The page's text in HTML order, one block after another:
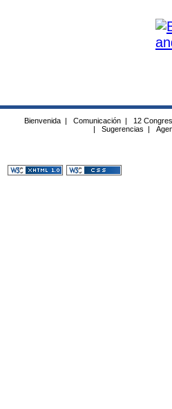
Bienvenida | Comunicación | 12
|
Sugerencias |